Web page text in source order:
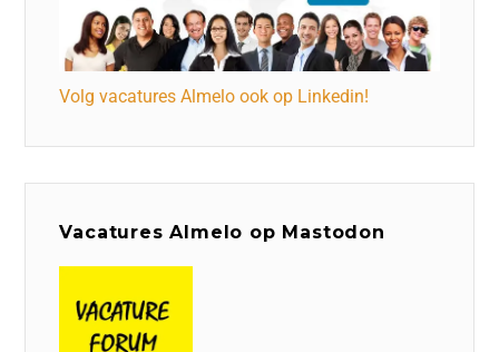
Volg vacatures Almelo ook op Linkedin!
Vacatures Almelo op Mastodon